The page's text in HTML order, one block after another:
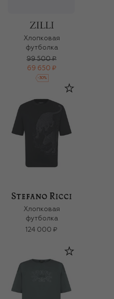
Хлопковая
футболка
99 500 ₽
69 650 ₽
-30%
Хлопковая
футболка
124 000 ₽